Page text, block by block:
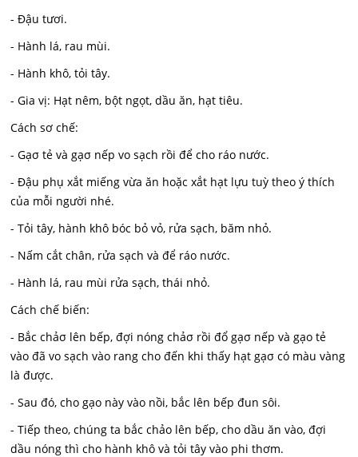
- Đậu tươi.
- Hành lá, rau mùi.
- Hành khô, tỏi tây.
- Gia vị: Hạt nêm, bột ngọt, dầu ăn, hạt tiêu.
Cách sơ chế:
- Gạσ tẻ và gạσ nếp vo sạch rồi để cho ráo nước.
- Đậu phụ xắt miếng vừa ăn hoặc xắt hạt lựu tuỳ theo ý thích
của mỗi người nhé.
- Tỏi tây, hành khô bóc bỏ vỏ, rửa sạch, băm nhỏ.
- Nấm cắt chân, rửa sạch và để ráo nước.
- Hành lá, rau mùi rửa sạch, thái nhỏ.
Cách chế biến:
- Bắc chảσ lên bếp, đợi nóng chảσ rồi đổ gạσ nếp và gạo tẻ
vào đã vo sạch vào rang cho đến khi thấy hạt gạσ có màu vàng
là được.
- Sau đó, cho gạo này vào nồi, bắc lên bếp đun sôi.
- Tiếp theo, chúng ta bắc chảo lên bếp, cho dầu ăn vào, đợi
dầu nóng thì cho hành khô và tỏi tây vào phi thơm.